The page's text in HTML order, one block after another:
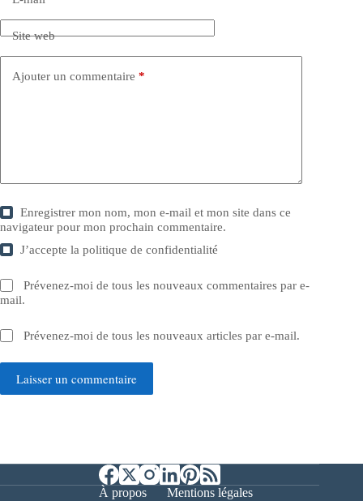
Site web
Ajouter un commentaire *
Enregistrer mon nom, mon e-mail et mon site dans ce
navigateur pour mon prochain commentaire.
J’accepte lapolitique de confidentialité
Prévenez-moi de tous les nouveaux commentaires par e-
mail.
Prévenez-moi de tous les nouveaux articles par e-mail.
Laisser un commentaire
À propos
Mentions légales